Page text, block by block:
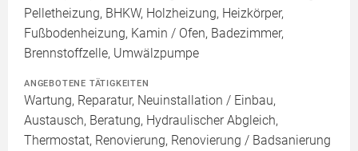
Pelletheizung, BHKW, Holzheizung, Heizkörper,
Fußbodenheizung, Kamin / Ofen, Badezimmer,
Brennstoffzelle, Umwälzpumpe
ANGEBOTENE TÄTIGKEITEN
Wartung, Reparatur, Neuinstallation / Einbau,
Austausch, Beratung, Hydraulischer Abgleich,
Thermostat, Renovierung, Renovierung / Badsanierung